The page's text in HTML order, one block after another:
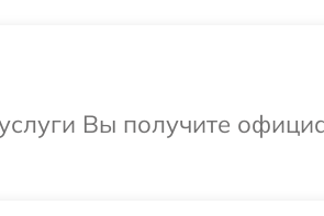
Вы получите